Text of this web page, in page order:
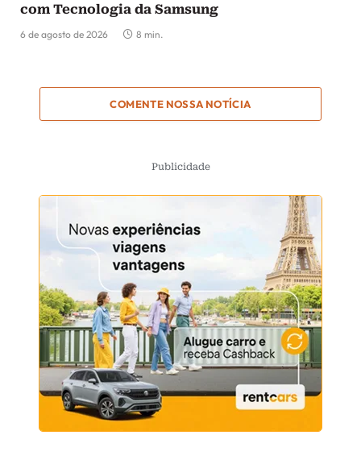
com Tecnologia da Samsung
6 de agosto de 2026 8 min.
COMENTE NOSSA NOTÍCIA
Publicidade